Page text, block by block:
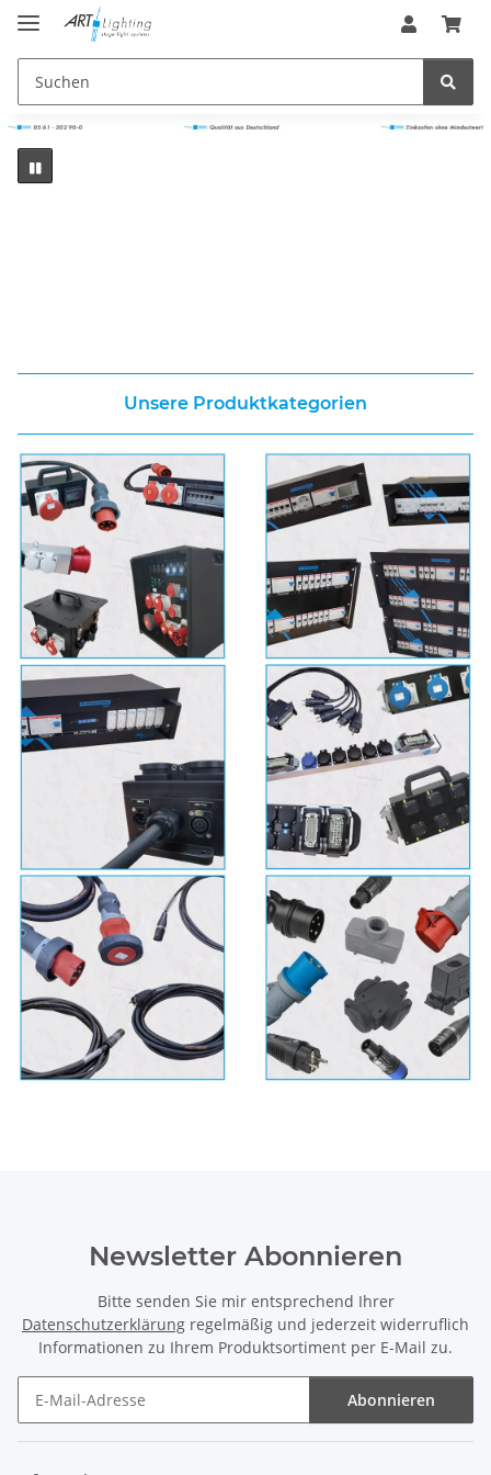
Unsere Produktkategorien
Newsletter Abonnieren
Bitte senden Sie mir entsprechend Ihrer
Datenschutzerklärung regelmäßig und jederzeit widerruflich
Informationen zu Ihrem Produktsortiment per E-Mail zu.
Abonnieren